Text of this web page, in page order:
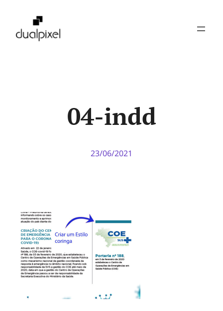
04-indd
23/06/2021